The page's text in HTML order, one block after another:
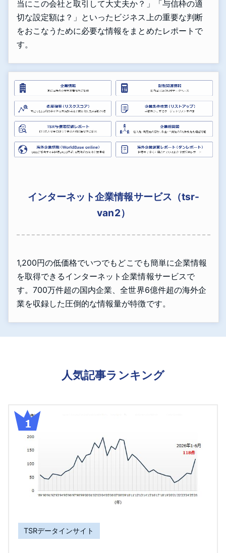
当にこの会社と取引して大丈夫か？」「与信枠の適
切な設定額は？」といったビジネス上の重要な判断
をおこなうために必要な情報をまとめたレポートで
す。
インターネット企業情報サービス（tsr-
van2）
1,200円の低価格でいつでもどこでも簡単に企業情報
を取得できるインターネット企業情報サービスで
す。700万件超の国内企業、全世界6億件超の海外企
業を収録した圧倒的な情報量が特徴です。
人気記事ランキング
TSRデータインサイト